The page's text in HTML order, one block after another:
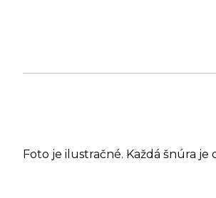
Foto je ilustračné. Každá šnúra